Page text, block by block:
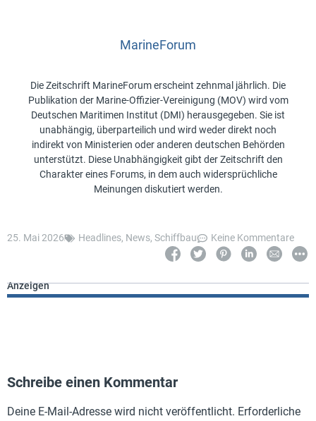
MarineForum
Die Zeitschrift MarineForum erscheint zehnmal jährlich. Die
Publikation der Marine-Offizier-Vereinigung (MOV) wird vom
Deutschen Maritimen Institut (DMI) herausgegeben. Sie ist
unabhängig, überparteilich und wird weder direkt noch
indirekt von Ministerien oder anderen deutschen Behörden
unterstützt. Diese Unabhängigkeit gibt der Zeitschrift den
Charakter eines Forums, in dem auch widersprüchliche
Meinungen diskutiert werden.
25. Mai 2026 Headlines, News, Schiffbau Keine Kommentare
Anzeigen
Schreibe einen Kommentar
Deine E-Mail-Adresse wird nicht veröffentlicht. Erforderliche